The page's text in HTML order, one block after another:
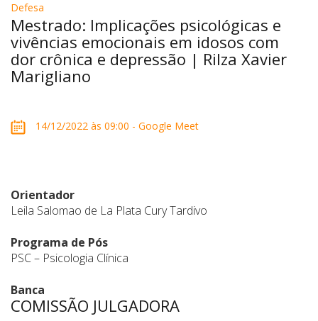
Defesa
Mestrado: Implicações psicológicas e
vivências emocionais em idosos com
dor crônica e depressão | Rilza Xavier
Marigliano
14/12/2022 às 09:00 - Google Meet
Orientador
Leila Salomao de La Plata Cury Tardivo
Programa de Pós
PSC – Psicologia Clínica
Banca
COMISSÃO JULGADORA